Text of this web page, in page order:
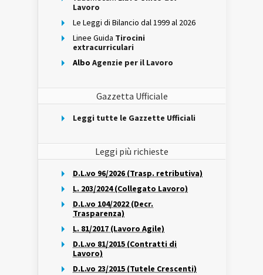
Lavoro
Le Leggi di Bilancio dal 1999 al 2026
Linee Guida Tirocini
extracurriculari
Albo Agenzie per il Lavoro
Gazzetta Ufficiale
Leggi tutte le Gazzette Ufficiali
Leggi più richieste
D.L.vo 96/2026 (Trasp. retributiva)
L. 203/2024 (Collegato Lavoro)
D.L.vo 104/2022 (Decr.
Trasparenza)
L. 81/2017 (Lavoro Agile)
D.L.vo 81/2015 (Contratti di
Lavoro)
D.L.vo 23/2015 (Tutele Crescenti)